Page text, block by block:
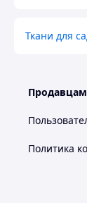
Ткани для
Продавцам
Политика